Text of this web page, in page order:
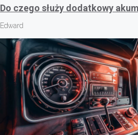
Do czego służy dodatkowy
Edward